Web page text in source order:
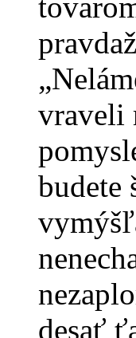
vraveli
budete
desať